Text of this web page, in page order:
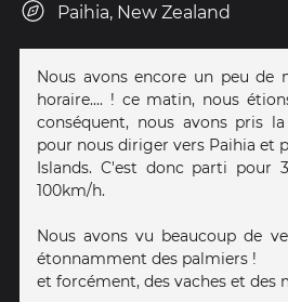
Paihia, New Zealand
Nous avons encore un peu de
horaire.... ! ce matin, nous
conséquent, nous avons pris
pour nous diriger vers Paihia et
Islands. C'est donc parti pour
100km/h.
Nous avons vu beaucoup de
étonnamment des palmiers !
et forcément, des vaches et des